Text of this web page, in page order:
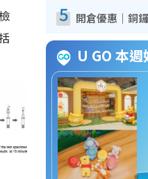
5
U GO 本